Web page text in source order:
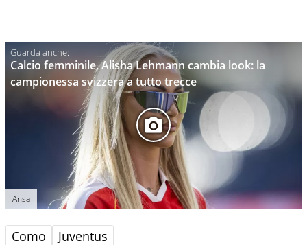
Calcio femminile, Alisha Lehmann cambia look: la
campionessa svizzera a tutto trecce
Ansa
Como Juventus